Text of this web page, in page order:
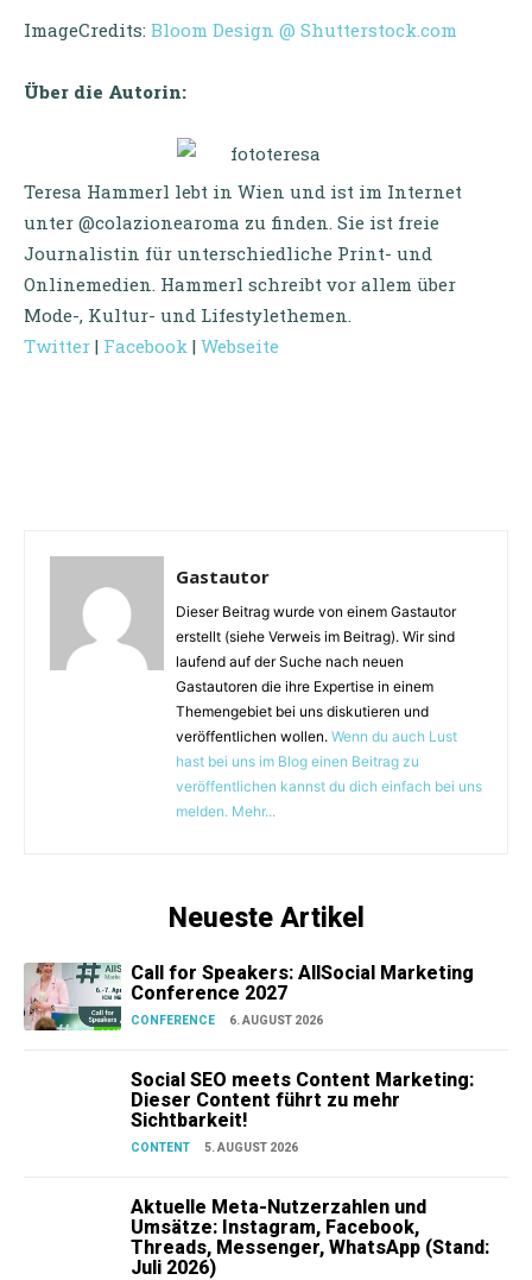
ImageCredits: Bloom Design @ Shutterstock.com
Über die Autorin:
Teresa Hammerl lebt in Wien und ist im Internet
unter @colazionearoma zu finden. Sie ist freie
Journalistin für unterschiedliche Print- und
Onlinemedien. Hammerl schreibt vor allem über
Mode-, Kultur- und Lifestylethemen.
Twitter | Facebook | Webseite
Gastautor
Dieser Beitrag wurde von einem Gastautor
erstellt (siehe Verweis im Beitrag). Wir sind
laufend auf der Suche nach neuen
Gastautoren die ihre Expertise in einem
Themengebiet bei uns diskutieren und
veröffentlichen wollen. Wenn du auch Lust
hast bei uns im Blog einen Beitrag zu
veröffentlichen kannst du dich einfach bei uns
melden. Mehr...
Neueste Artikel
Call for Speakers: AllSocial Marketing
Conference 2027
CONFERENCE 6. AUGUST 2026
Social SEO meets Content Marketing:
Dieser Content führt zu mehr
Sichtbarkeit!
CONTENT 5. AUGUST 2026
Aktuelle Meta-Nutzerzahlen und
Umsätze: Instagram, Facebook,
Threads, Messenger, WhatsApp (Stand:
Juli 2026)